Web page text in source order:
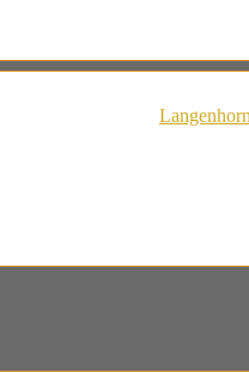
Langenhorn